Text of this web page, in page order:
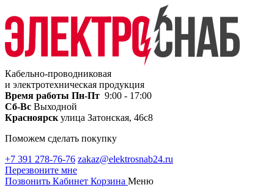
Кабельно-проводниковая
и электротехническая продукция
Время работы Пн-Пт 9:00 - 17:00
Сб-Вс Выходной
Красноярск улица Затонская, 46с8
Поможем сделать покупку
+7 391 278-76-76 zakaz@elektrosnab24.ru
Перезвоните мне
Позвонить Кабинет Корзина Меню